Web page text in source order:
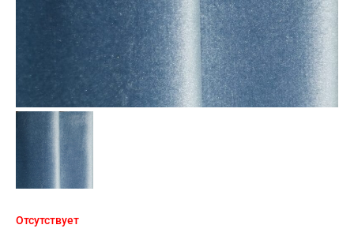
Отсутствует